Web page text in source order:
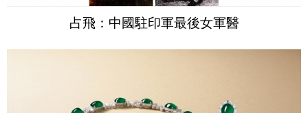
占飛：中國駐印軍最後女軍醫